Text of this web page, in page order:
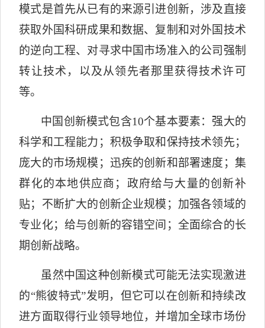
模式是首先从已有的来源引进创新，涉及直接
获取外国科研成果和数据、复制和对外国技术
的逆向工程、对寻求中国市场准入的公司强制
转让技术，以及从领先者那里获得技术许可
等。
中国创新模式包含10个基本要素：强大的
科学和工程能力；积极争取和保持技术领先；
庞大的市场规模；迅疾的创新和部署速度；集
群化的本地供应商；政府给与大量的创新补
贴；不断扩大的创新企业规模；加强各领域的
专业化；给与创新的容错空间；全面综合的长
期创新战略。
虽然中国这种创新模式可能无法实现激进
的“熊彼特式”发明，但它可以在创新和持续改
进方面取得行业领导地位，并增加全球市场份